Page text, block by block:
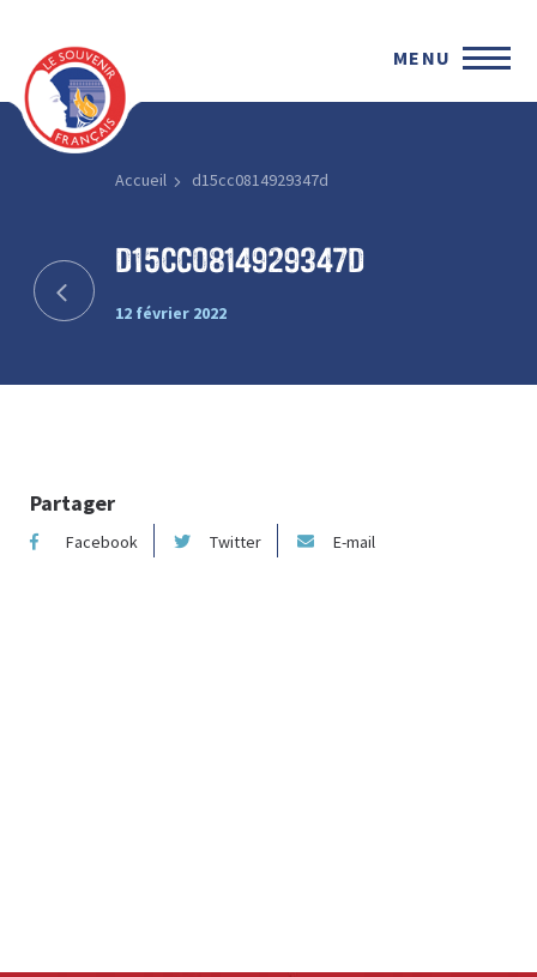
MENU
Accueil d15cc0814929347d
d15cc0814929347d
12 février 2022
Partager
Facebook Twitter E-mail